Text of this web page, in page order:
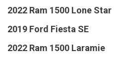
2022 Ram 1500 Lone Star
2019 Ford Fiesta SE
2022 Ram 1500 Laramie